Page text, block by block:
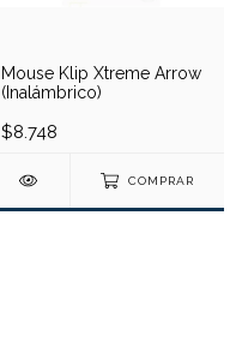
Mouse Klip Xtreme Arrow
(Inalámbrico)
$8.748
COMPRAR